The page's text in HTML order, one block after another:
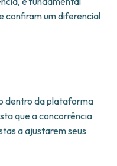
confiram um diferencial
dentro da plataforma
que a concorrência
a ajustarem seus